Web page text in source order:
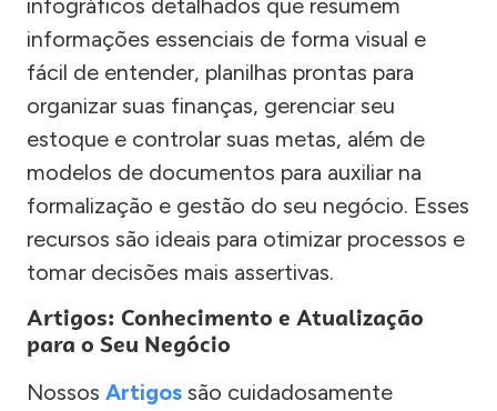
infográficos detalhados que resumem
informações essenciais de forma visual e
fácil de entender, planilhas prontas para
organizar suas finanças, gerenciar seu
estoque e controlar suas metas, além de
modelos de documentos para auxiliar na
formalização e gestão do seu negócio. Esses
recursos são ideais para otimizar processos e
tomar decisões mais assertivas.
Artigos: Conhecimento e Atualização
para o Seu Negócio
Nossos Artigos são cuidadosamente